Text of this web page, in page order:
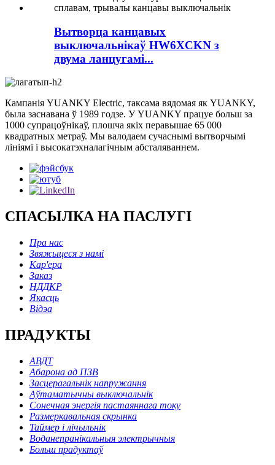
Вытворца канцавых
выключальнікаў HW6XCKN з
двума ланцугамі...
Кампанія YUANKY Electric, таксама вядомая як YUANKY,
была заснавана ў 1989 годзе. У YUANKY працуе больш за
1000 супрацоўнікаў, плошча якіх перавышае 65 000
квадратных метраў. Мы валодаем сучаснымі вытворчымі
лініямі і высокатэхналагічным абсталяваннем.
СПАСЫЛКА НА ПАСЛУГІ
Пра нас
Звяжыцеся з намі
Кар'ера
Заказ
НДДКР
Якасць
Відэа
ПРАДУКТЫ
АВДТ
Абарона ад ПЗВ
Засцерагальнік напружання
Аўтаматычны выключальнік
Сонечная энергія пастаяннага току
Размеркавальная скрынка
Таймер і лічыльнік
Воданепранікальныя электрычныя
Больш прадуктаў